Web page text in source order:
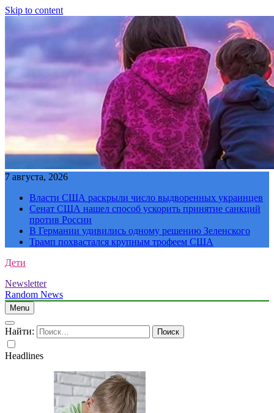
Skip to content
7 августа, 2026
Власти США раскрыли число выдворенных украинцев
Сенат США нашел способ ускорить принятие санкций
против России
В Германии удивились одному решению Зеленского
Трамп похвастался крупным трофеем США
Дети
Newsletter
Random News
Menu
Найти:
Headlines